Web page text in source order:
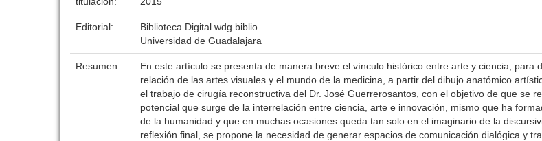
Editorial:
Biblioteca Digital wdg.biblio
Universidad de Guadalajara
Resumen:
En este artículo se presenta de manera breve el vínculo histórico entre arte y ciencia, para
relación de las artes visuales y el mundo de la medicina, a partir del dibujo anatómico
el trabajo de cirugía reconstructiva del Dr. José Guerrerosantos, con el objetivo de que se
potencial que surge de la interrelación entre ciencia, arte e innovación, mismo que ha
de la humanidad y que en muchas ocasiones queda tan solo en el imaginario de la
reflexión final, se propone la necesidad de generar espacios de comunicación dialógica y